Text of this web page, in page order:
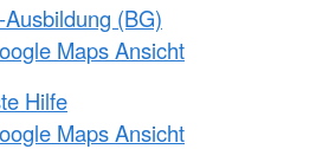
(BG)
Maps Ansicht
Hilfe
Maps Ansicht